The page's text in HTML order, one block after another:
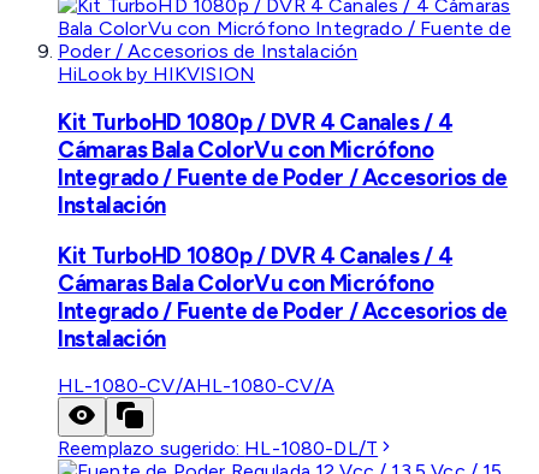
HiLook by HIKVISION
Kit TurboHD 1080p / DVR 4 Canales / 4
Cámaras Bala ColorVu con Micrófono
Integrado / Fuente de Poder / Accesorios de
Instalación
Kit TurboHD 1080p / DVR 4 Canales / 4
Cámaras Bala ColorVu con Micrófono
Integrado / Fuente de Poder / Accesorios de
Instalación
HL-1080-CV/AHL-1080-CV/A
Reemplazo sugerido: HL-1080-DL/T